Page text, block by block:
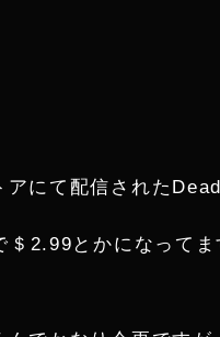
にて配信された
2.99とかになって